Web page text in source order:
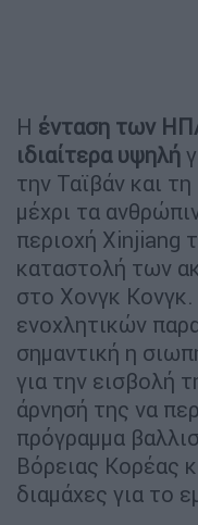
Η ένταση των
ιδιαίτερα υψηλή
την Ταϊβάν και
μέχρι τα
περιοχή Xinjiang
καταστολή των
στο Χονγκ
ενοχλητικών
σημαντική η
για την εισβολή
άρνησή της να
πρόγραμμα
Βόρειας Κορέας
διαμάχες για το